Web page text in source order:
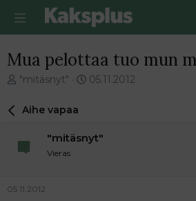
Mua pelottaa tuo mun
V
e
i
t
"mitäsnyt"
E
m
05.11.2012
Aihe vapaa
"mitäsnyt"
Vieras
05.11.2012